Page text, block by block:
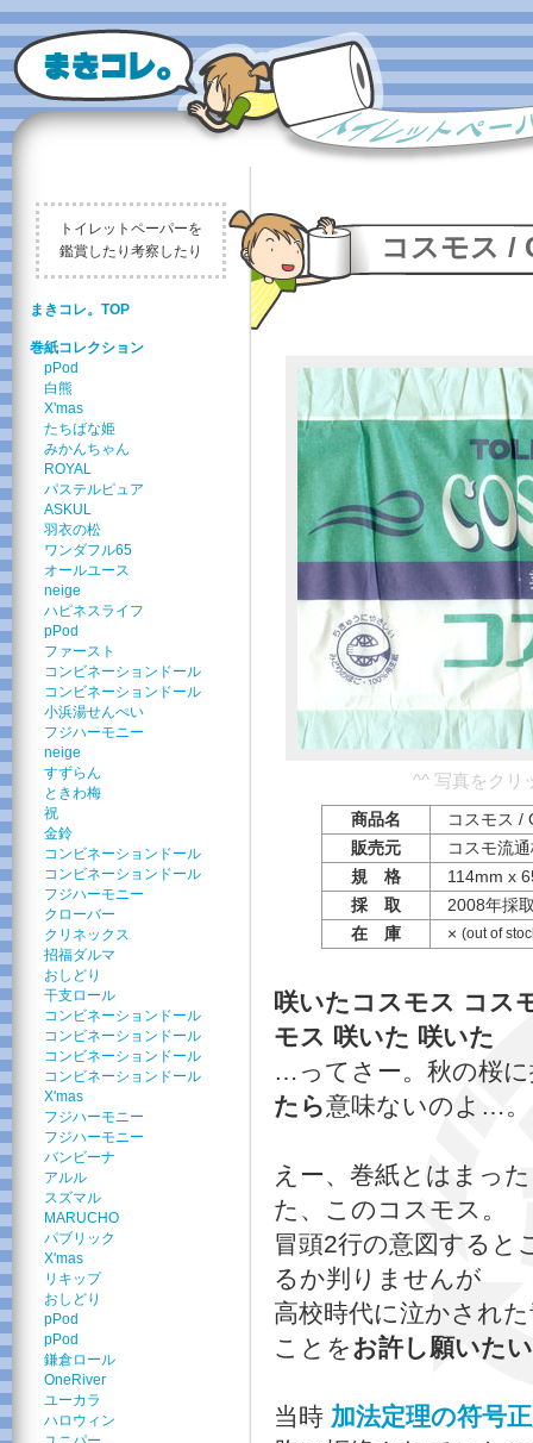
トイレットペーパーを
鑑賞したり考察したり
まきコレ。TOP
巻紙コレクション
pPod
白熊
X'mas
たちばな姫
みかんちゃん
ROYAL
パステルピュア
ASKUL
羽衣の松
ワンダフル65
オールユース
neige
ハピネスライフ
pPod
ファースト
コンビネーションドール
コンビネーションドール
小浜湯せんぺい
フジハーモニー
neige
すずらん
ときわ梅
祝
金鈴
コンビネーションドール
コンビネーションドール
フジハーモニー
クローバー
クリネックス
招福ダルマ
おしどり
干支ロール
コンビネーションドール
コンビネーションドール
コンビネーションドール
コンビネーションドール
X'mas
フジハーモニー
フジハーモニー
バンビーナ
アルル
スズマル
MARUCHO
パブリック
X'mas
リキップ
おしどり
pPod
pPod
鎌倉ロール
OneRiver
ユーカラ
ハロウィン
コスモス /
^^ 写真をクリ
商品名
コスモス /
販売元
コスモ流
規 格
114mm x
採 取
2008年採
在 庫
× (out of
咲いたコスモス
モス 咲いた 咲いた
…ってさー。秋の桜
たら意味ないのよ…
えー、巻紙とはまっ
た、このコスモス。
冒頭2行の意図すると
るか判りませんが
高校時代に泣かされ
ことをお許し願いたい
当時 加法定理の符号